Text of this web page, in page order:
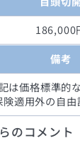
186,000
備考
は価格標準的
険適用外の自由
のコメント